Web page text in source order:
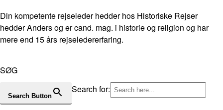
Din kompetente rejseleder hedder hos Historiske Rejser
hedder Anders og er cand. mag. i historie og religion og har
mere end 15 års rejseledererfaring.
SØG
Search for:
Search Button